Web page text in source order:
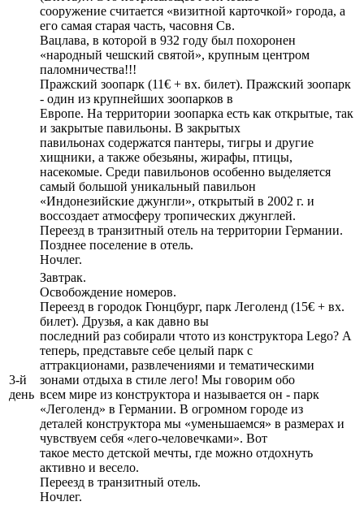
сооружение считается «визитной карточкой» города, а
его самая старая часть, часовня Св.
Вацлава, в которой в 932 году был похоронен
«народный чешский святой», крупным центром
паломничества!!!
Пражский зоопарк (11€ + вх. билет). Пражский зоопарк
- один из крупнейших зоопарков в
Европе. На территории зоопарка есть как открытые, так
и закрытые павильоны. В закрытых
павильонах содержатся пантеры, тигры и другие
хищники, а также обезьяны, жирафы, птицы,
насекомые. Среди павильонов особенно выделяется
самый большой уникальный павильон
«Индонезийские джунгли», открытый в 2002 г. и
воссоздает атмосферу тропических джунглей.
Переезд в транзитный отель на территории Германии.
Позднее поселение в отель.
Ночлег.
3-й
день
Завтрак.
Освобождение номеров.
Переезд в городок Гюнцбург, парк Леголенд (15€ + вх.
билет). Друзья, а как давно вы
последний раз собирали чтото из конструктора Lego? А
теперь, представьте себе целый парк с
аттракционами, развлечениями и тематическими
зонами отдыха в стиле лего! Мы говорим обо
всем мире из конструктора и называется он - парк
«Леголенд» в Германии. В огромном городе из
деталей конструктора мы «уменьшаемся» в размерах и
чувствуем себя «лего-человечками». Вот
такое место детской мечты, где можно отдохнуть
активно и весело.
Переезд в транзитный отель.
Ночлег.